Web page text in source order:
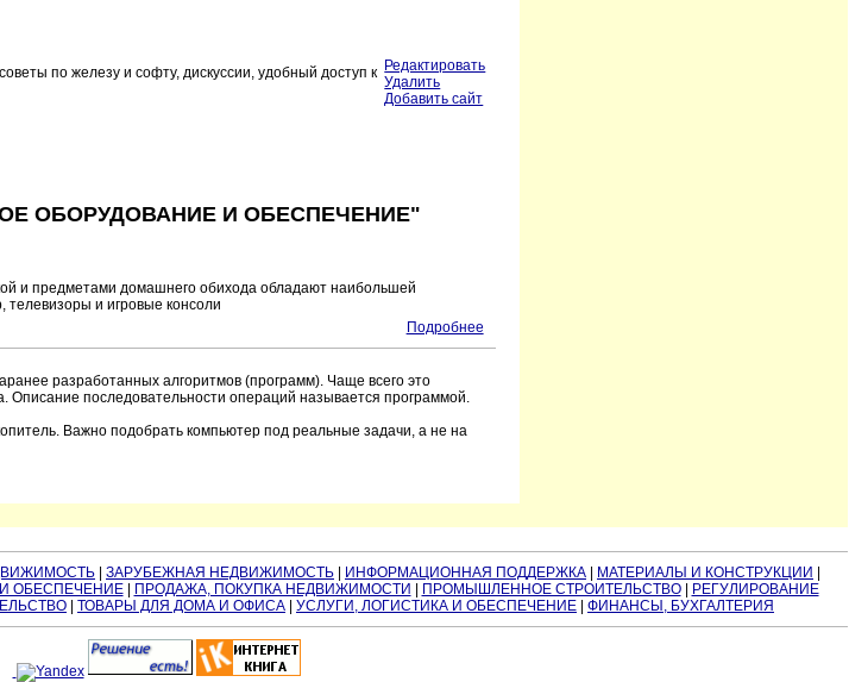
по железу и софту, дискуссии, удобный доступ к Редактировать
Удалить
Добавить сайт
ОБОРУДОВАНИЕ И ОБЕСПЕЧЕНИЕ"
и предметами домашнего обихода обладают наибольшей
и игровые консоли
Подробнее
разработанных алгоритмов (программ). Чаще всего это
последовательности операций называется программой.
Важно подобрать компьютер под реальные задачи, а не на
ЗАРУБЕЖНАЯ НЕДВИЖИМОСТЬ ИНФОРМАЦИОННАЯ ПОДДЕРЖКА МАТЕРИАЛЫ И КОНСТРУКЦИИ
ОБЕСПЕЧЕНИЕ| ПРОДАЖА, ПОКУПКА НЕДВИЖИМОСТИ ПРОМЫШЛЕННОЕ СТРОИТЕЛЬСТВО|
РЕГУЛИРОВАНИЕ
ТОВАРЫ ДЛЯ ДОМА И ОФИСА УСЛУГИ, ЛОГИСТИКА И ОБЕСПЕЧЕНИЕ ФИНАНСЫ, БУХГАЛТЕРИЯ